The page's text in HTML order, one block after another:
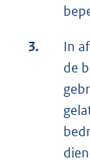
3.
In
de